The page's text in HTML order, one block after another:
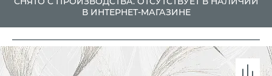
В ИНТЕРНЕТ-МАГАЗИНЕ